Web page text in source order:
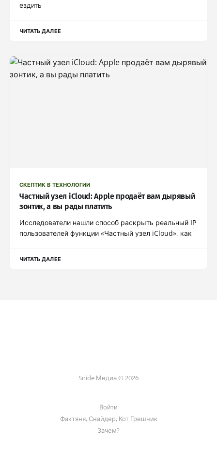
ездить
ЧИТАТЬ ДАЛЕЕ
СКЕПТИК В ТЕХНОЛОГИИ
Частный узел iCloud: Apple продаёт вам дырявый
зонтик, а вы рады платить
Исследователи нашли способ раскрыть реальный IP
пользователей функции «Частный узел iCloud», как
ЧИТАТЬ ДАЛЕЕ
Snide Медиа © 2026
Войти
Фактяня, Снайдер, Кот Грешник
Зачем?